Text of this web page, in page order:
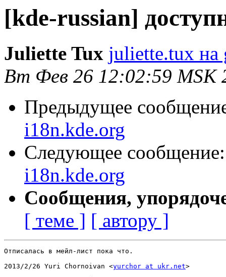
[kde-russian]
Juliette Tux juliette.tux на
Вт Фев 26 12:02:59 MSK
Предыдущее
i18n.kde.org
Следующее
i18n.kde.org
Сообщения,
[ теме ] [ автору ]
Отписалась в мейл-лист пока что.
2013/2/26 Yuri Chornoivan <yurchor at ukr.net>